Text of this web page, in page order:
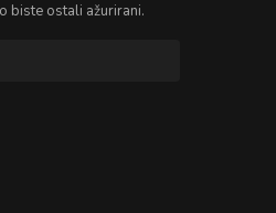
biste ostali ažurirani.